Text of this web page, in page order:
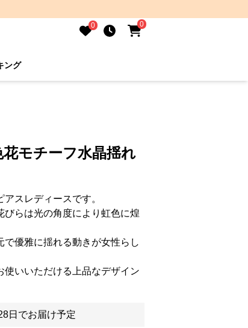
0 0
ング
モチーフ水晶揺れ
スレディースです。
びらは光の角度により虹色に煌
優雅に揺れる動きが女性らし
使いいただける上品なデザイン
日でお届け予定